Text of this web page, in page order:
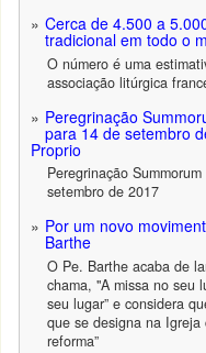
Cerca de 4.500 a
tradicional em todo o
O número é uma
associação litúrgica
Peregrinação
para 14 de setembro
Proprio
Peregrinação
setembro de 2017
Por um novo
Barthe
O Pe. Barthe acaba de
chama, "A missa no seu
seu lugar” e considera
que se designa na Igreja
reforma”